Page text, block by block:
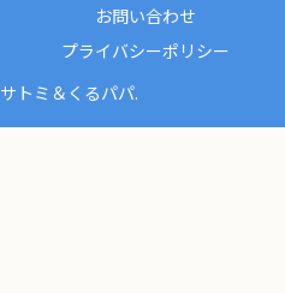
お問い合わせ
プライバシーポリシー
トミ＆くるパパ.